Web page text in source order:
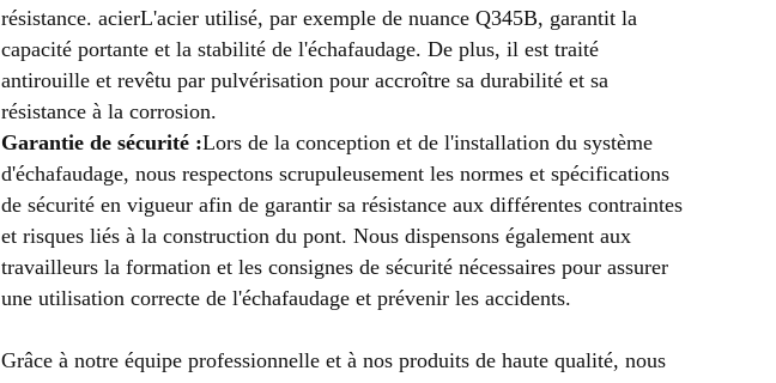
résistance. acierL'acier utilisé, par exemple de nuance Q345B, garantit la
capacité portante et la stabilité de l'échafaudage. De plus, il est traité
antirouille et revêtu par pulvérisation pour accroître sa durabilité et sa
résistance à la corrosion.
Garantie de sécurité :Lors de la conception et de l'installation du système
d'échafaudage, nous respectons scrupuleusement les normes et spécifications
de sécurité en vigueur afin de garantir sa résistance aux différentes contraintes
et risques liés à la construction du pont. Nous dispensons également aux
travailleurs la formation et les consignes de sécurité nécessaires pour assurer
une utilisation correcte de l'échafaudage et prévenir les accidents.
Grâce à notre équipe professionnelle et à nos produits de haute qualité, nous